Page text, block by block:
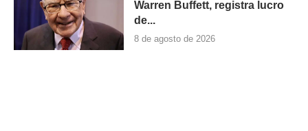
Warren Buffett, registra lucro
de...
8 de agosto de 2026